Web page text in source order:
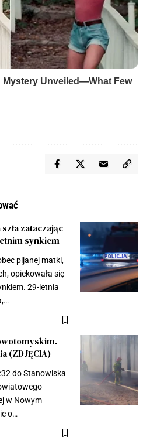
zataczając
synkiem
pijanej matki,
opiekowała się
29-letnia
(ZDJĘCIA)
do Stanowiska
w Nowym
o…